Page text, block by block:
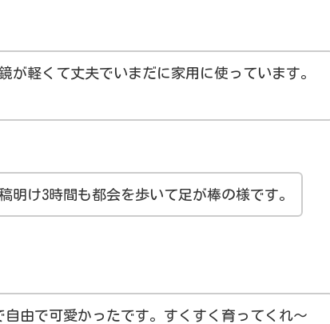
が軽くて丈夫でいまだに家用に使っています。
明け3時間も都会を歩いて足が棒の様です。
由で可愛かったです。すくすく育ってくれ～